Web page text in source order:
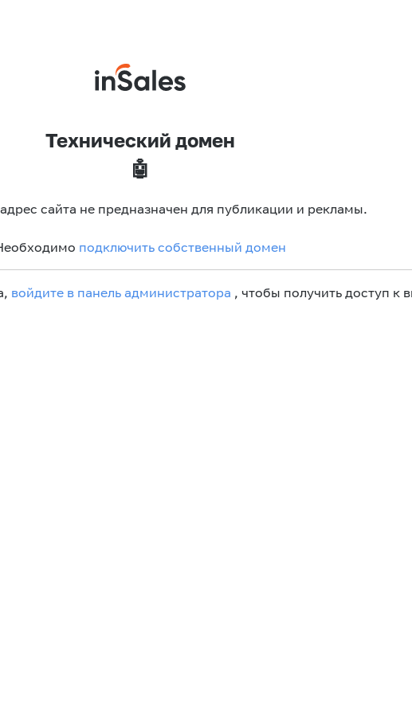
Технический домен
🤖
сайта не предназначен для публикации и рекламы.
подключить собственный домен
войдите в панель администратора , чтобы получить доступ к